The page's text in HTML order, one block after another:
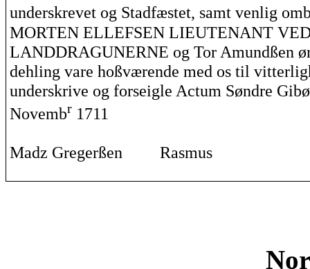
underskrevet og Stadfæstet, samt venlig
MORTEN ELLEFSEN LIEUTENANT
LANDDRAGUNERNE og Tor Amundßen
dehling vare hoßværende med os til
underskrive og forseigle Actum Søndre
Novembr1711
Madz Gregerßen Rasmus